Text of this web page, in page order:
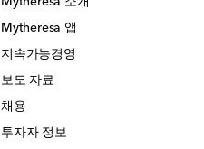
Mytheresa 앱
지속가능경영
보도 자료
채용
투자자 정보